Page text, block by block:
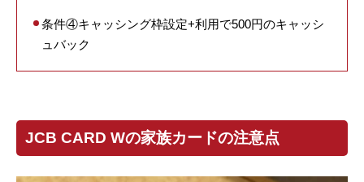
条件④キャッシング枠設定+利用で500円のキャッシ
ュバック
JCB CARD Wの家族カードの注意点